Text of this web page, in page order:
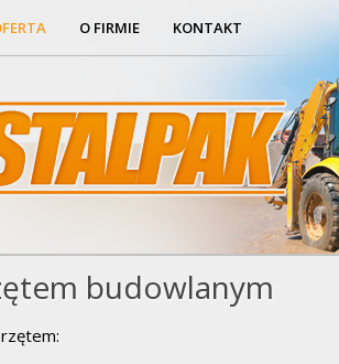
O FIRMIE KONTAKT
budowlanym